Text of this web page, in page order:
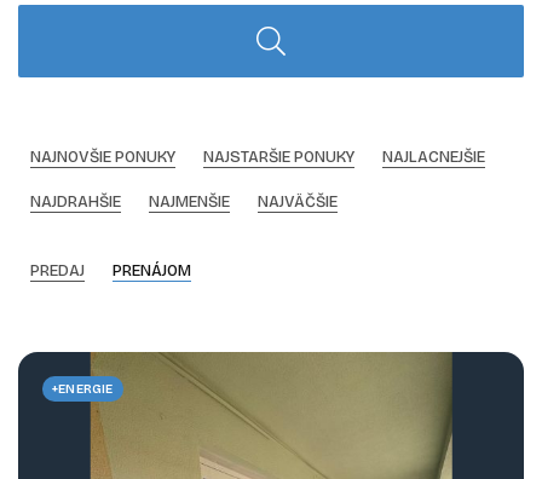
NAJNOVŠIE PONUKY NAJSTARŠIE PONUKY NAJLACNEJŠIE
NAJDRAHŠIE NAJMENŠIE NAJVÄČŠIE
PREDAJ PRENÁJOM
+ENERGIE